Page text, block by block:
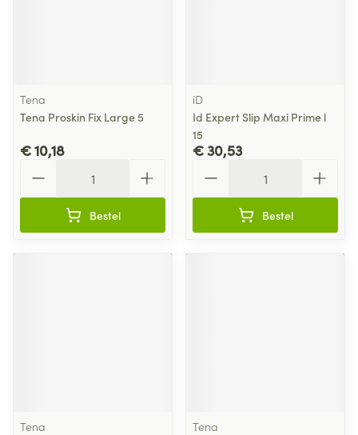
Tena
Tena Proskin Fix Large 5
€ 10,18
Bestel
iD
Id Expert Slip Maxi Prime l
15
€ 30,53
Bestel
Tena
Tena